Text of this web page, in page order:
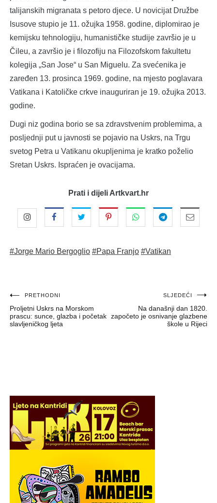
talijanskih migranata s petoro djece. U novicijat Družbe
Isusove stupio je 11. ožujka 1958. godine, diplomirao je
kemijsku tehnologiju, humanističke studije završio je u
Čileu, a završio je i filozofiju na Filozofskom fakultetu
kolegija „San Jose“ u San Miguelu. Za svećenika je
zaređen 13. prosinca 1969. godine, na mjesto poglavara
Vatikana i Katoličke crkve inauguriran je 19. ožujka 2013.
godine.
Dugi niz godina borio se sa zdravstvenim problemima, a
posljednji put u javnosti se pojavio na Uskrs, na Trgu
svetog Petra u Vatikanu okupljenima je kratko poželio
Sretan Uskrs. Ispraćen je ovacijama.
Prati i dijeli Artkvart.hr
#Jorge Mario Bergoglio #Papa Franjo #Vatikan
Navigacija
objava
PRETHODNI
Proljetni Uskrs na Morskom
prascu: sunce, glazba i početak
slavljeničkog ljeta
SLJEDEĆI
Na današnji dan 1820.
započeto je osnivanje glazbene
škole u Rijeci